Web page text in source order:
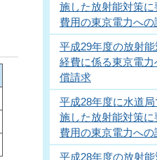
施した放射能対策に
費用の東京電力への
平成29年度の放射
経費に係る東京電力
償請求
平成28年度に水道局
施した放射能対策に
費用の東京電力への
平成28年度の放射